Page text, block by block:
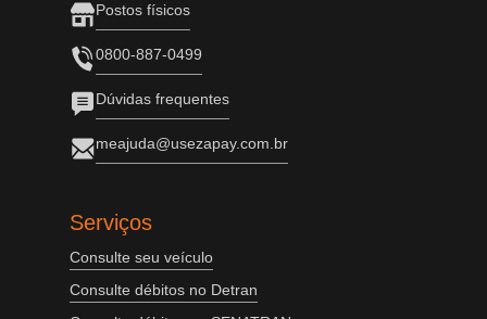
Postos físicos
0800-887-0499
Dúvidas frequentes
meajuda@usezapay.com.br
Serviços
Consulte seu veículo
Consulte débitos no Detran